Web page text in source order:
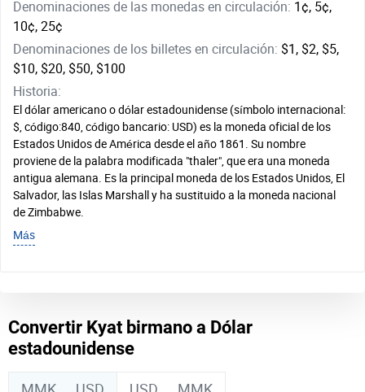
Denominaciones de las monedas en circulación: 1¢, 5¢,
10¢, 25¢
Denominaciones de los billetes en circulación: $1, $2, $5,
$10, $20, $50, $100
Historia:
El dólar americano o dólar estadounidense (símbolo internacional:
$, código:840, código bancario: USD) es la moneda oficial de los
Estados Unidos de América desde el año 1861. Su nombre
proviene de la palabra modificada "thaler", que era una moneda
antigua alemana. Es la principal moneda de los Estados Unidos, El
Salvador, las Islas Marshall y ha sustituido a la moneda nacional
de Zimbabwe.
Más
Convertir Kyat birmano a Dólar
estadounidense